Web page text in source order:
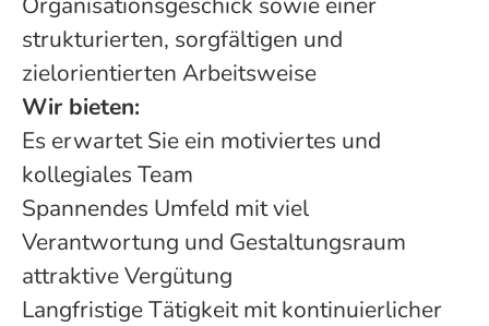
strukturierten, sorgfältigen und
zielorientierten Arbeitsweise
Wir bieten:
Es erwartet Sie ein motiviertes und
kollegiales Team
Spannendes Umfeld mit viel
Verantwortung und Gestaltungsraum
attraktive Vergütung
Langfristige Tätigkeit mit kontinuierlicher